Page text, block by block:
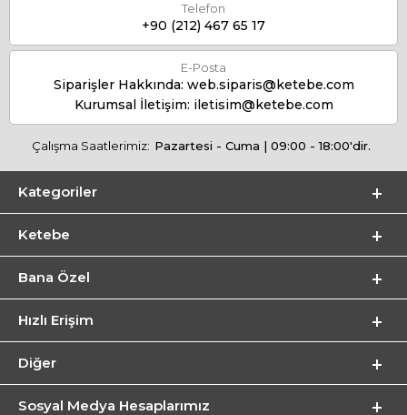
Telefon
+90 (212) 467 65 17
E-Posta
Siparişler Hakkında: web.siparis@ketebe.com
Kurumsal İletişim: iletisim@ketebe.com
Çalışma Saatlerimiz: Pazartesi - Cuma | 09:00 - 18:00'dir.
Kategoriler
Ketebe
Bana Özel
Hızlı Erişim
Diğer
Sosyal Medya Hesaplarımız